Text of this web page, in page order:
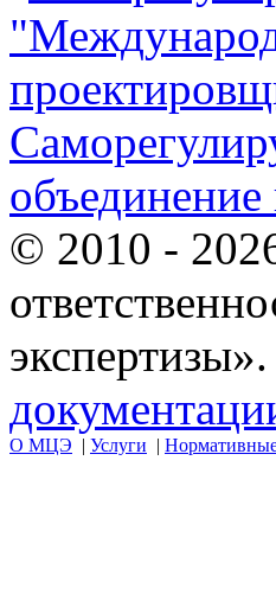
© 2010 -
экспертизы».
О МЦЭ | Услуги |